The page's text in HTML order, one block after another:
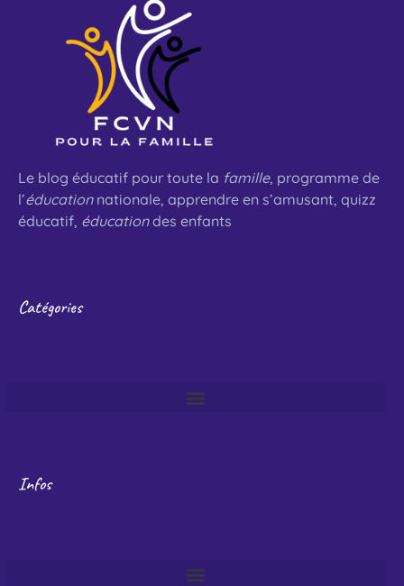
Le blog éducatif pour toute la famille, programme de
l’éducationnationale, apprendre en s’amusant, quizz
éducatif, éducationdes enfants
Catégories
Infos